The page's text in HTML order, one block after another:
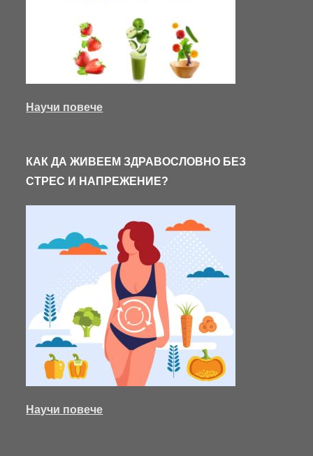
Научи повече
КАК ДА ЖИВЕЕМ ЗДРАВОСЛОВНО БЕЗ
СТРЕС И НАПРЕЖЕНИЕ?
Научи повече